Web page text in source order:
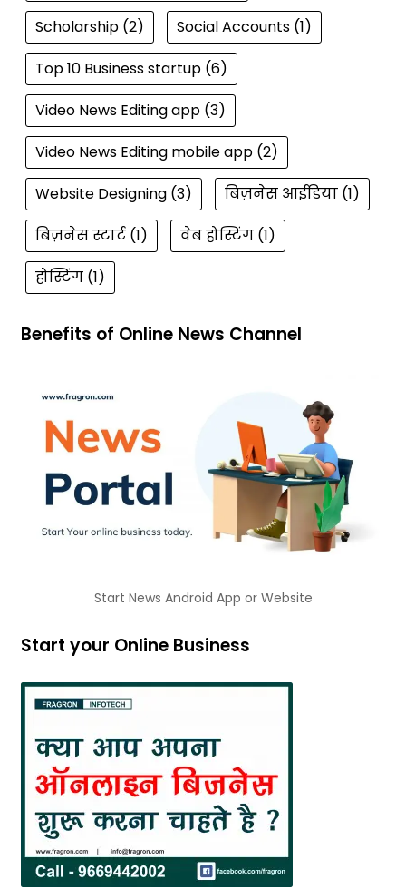
Scholarship(2) Social Accounts(1)
Top 10 Business startup(6)
Video News Editing app(3)
Video News Editing mobile app(2)
Website Designing(3) बिज़नेस आईडिया(1)
बिज़नेस स्टार्ट(1) वेब होस्टिंग(1)
होस्टिंग(1)
Benefits of Online News Channel
Start News Android App or Website
Start your Online Business